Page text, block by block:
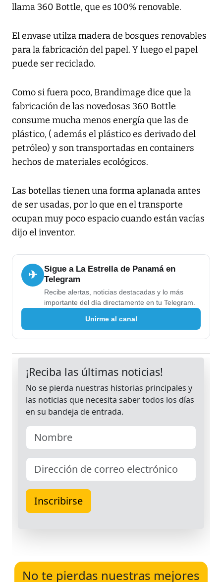
llama 360 Bottle, que es 100% renovable.
El envase utilza madera de bosques renovables
para la fabricación del papel. Y luego el papel
puede ser reciclado.
Como si fuera poco, Brandimage dice que la
fabricación de las novedosas 360 Bottle
consume mucha menos energía que las de
plástico, ( además el plástico es derivado del
petróleo) y son transportadas en containers
hechos de materiales ecológicos.
Las botellas tienen una forma aplanada antes
de ser usadas, por lo que en el transporte
ocupan muy poco espacio cuando están vacías
dijo el inventor.
✈
Sigue a La Estrella de Panamá en
Telegram
Recibe alertas, noticias destacadas y lo más
importante del día directamente en tu Telegram.
Unirme al canal
No te pierdas nuestras mejores